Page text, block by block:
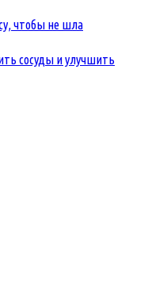
чтобы не шла
сосуды и улучшить